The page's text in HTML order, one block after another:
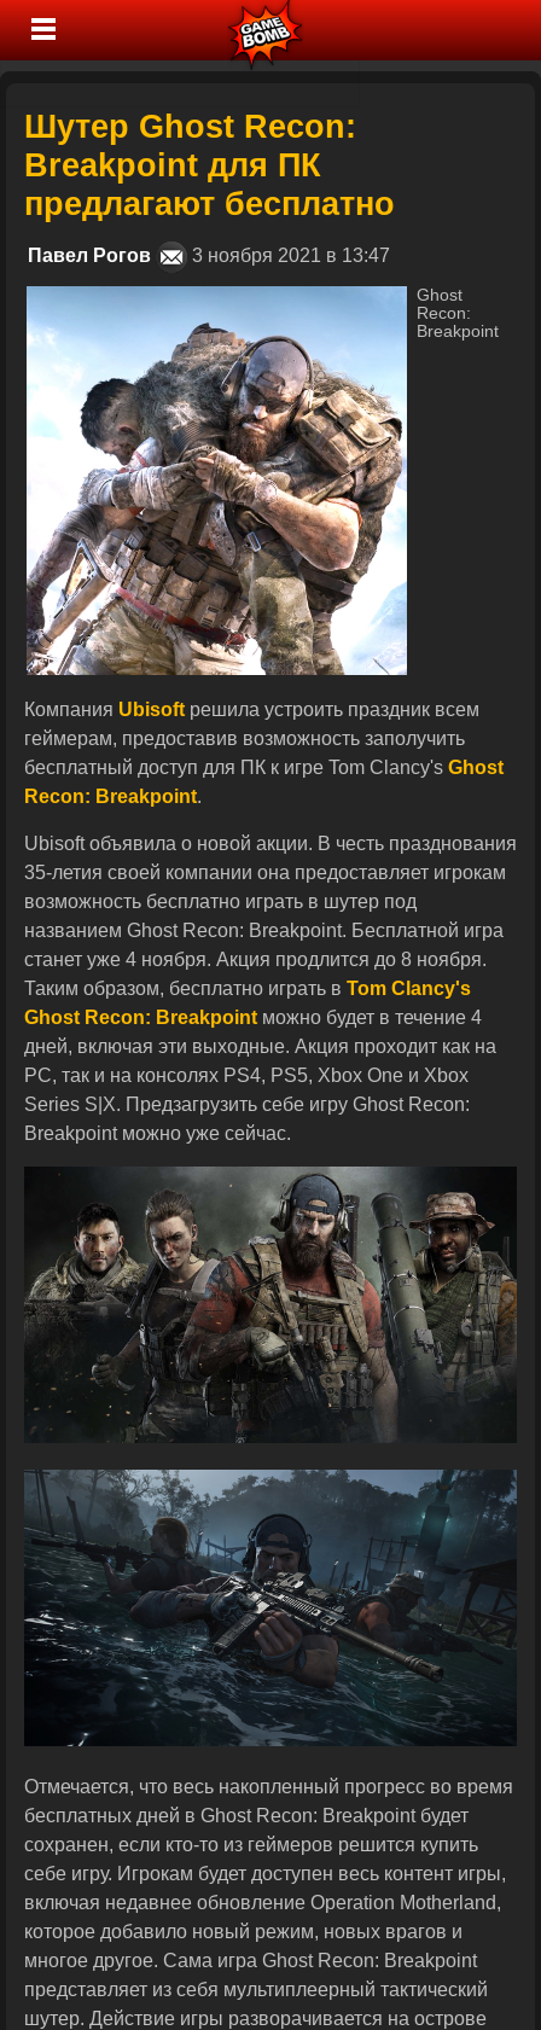
Шутер Ghost Recon:
Breakpoint для ПК
предлагают бесплатно
Павел Рогов 3 ноября 2021 в 13:47
Ghost
Recon:
Breakpoint
Компания Ubisoft решила устроить праздник всем
геймерам, предоставив возможность заполучить
бесплатный доступ для ПК к игре Tom Clancy's Ghost
Recon: Breakpoint.
Ubisoft объявила о новой акции. В честь празднования
35-летия своей компании она предоставляет игрокам
возможность бесплатно играть в шутер под
названием Ghost Recon: Breakpoint. Бесплатной игра
станет уже 4 ноября. Акция продлится до 8 ноября.
Таким образом, бесплатно играть в Tom Clancy's
Ghost Recon: Breakpoint можно будет в течение 4
дней, включая эти выходные. Акция проходит как на
PC, так и на консолях PS4, PS5, Xbox One и Xbox
Series S|X. Предзагрузить себе игру Ghost Recon:
Breakpoint можно уже сейчас.
Отмечается, что весь накопленный прогресс во время
бесплатных дней в Ghost Recon: Breakpoint будет
сохранен, если кто-то из геймеров решится купить
себе игру. Игрокам будет доступен весь контент игры,
включая недавнее обновление Operation Motherland,
которое добавило новый режим, новых врагов и
многое другое. Сама игра Ghost Recon: Breakpoint
представляет из себя мультиплеерный тактический
шутер. Действие игры разворачивается на острове